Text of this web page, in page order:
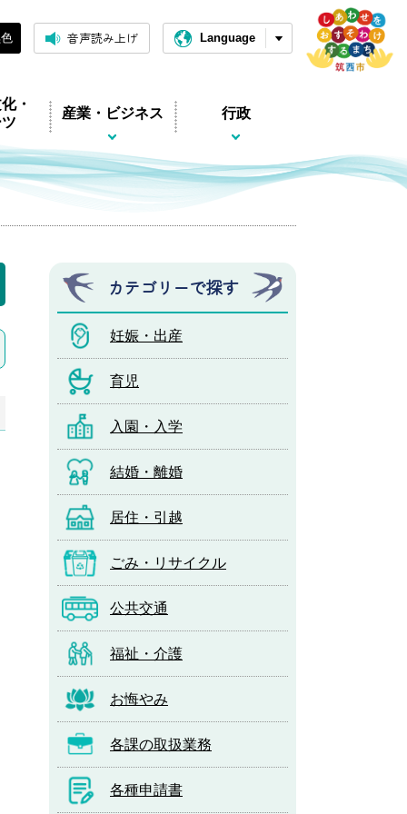
音声読み上げ Language
・
産業・ビジネス 行政
カテゴリーで探す
妊娠・出産
育児
入園・入学
結婚・離婚
居住・引越
ごみ・リサイクル
公共交通
福祉・介護
お悔やみ
各課の取扱業務
各種申請書